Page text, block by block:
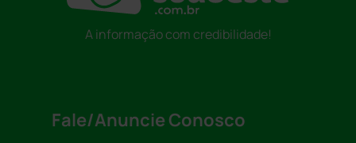
A informação com credibilidade!
Fale/Anuncie Conosco